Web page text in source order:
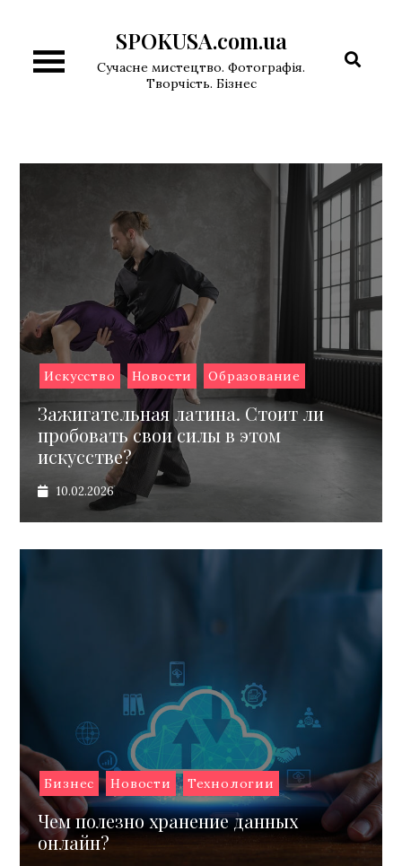
содержимому
SPOKUSA.com.ua
Сучасне мистецтво. Фотографія.
Творчість. Бізнес
Искусство Новости Образование
Зажигательная латина. Стоит ли
пробовать свои силы в этом
искусстве?
10.02.2026
Бизнес Новости Технологии
Чем полезно хранение данных
онлайн?